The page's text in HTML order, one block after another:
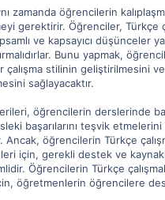
zamanda öğrencilerin
gerektirir. Öğrenciler, Türkçe
ve kapsayıcı düşünceler
Bunu yapmak,
stilinin geliştirilmesini ve
sağlayacaktır.
öğrencilerin derslerinde
başarılarını teşvik
öğrencilerin Türkçe
için, gerekli destek ve
Öğrencilerin Türkçe
öğretmenlerin öğrencilere